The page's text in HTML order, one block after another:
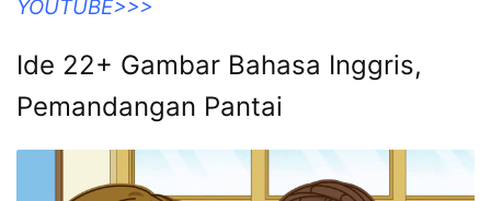
YOUTUBE>>>
Ide 22+ Gambar Bahasa Inggris,
Pemandangan Pantai